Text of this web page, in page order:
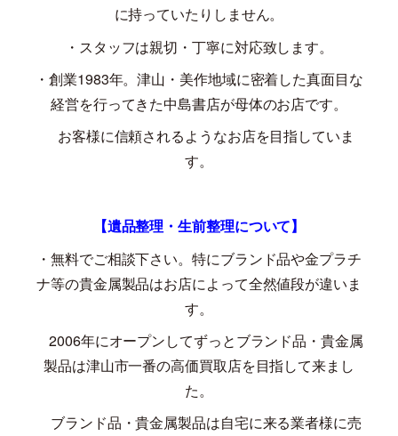
に持っていたりしません。
・スタッフは親切・丁寧に対応致します。
・創業1983年。津山・美作地域に密着した真面目な
経営を行ってきた中島書店が母体のお店です。
お客様に信頼されるようなお店を目指していま
す。
【遺品整理・生前整理について】
・無料でご相談下さい。特にブランド品や金プラチ
ナ等の貴金属製品はお店によって全然値段が違いま
す。
2006年にオープンしてずっとブランド品・貴金属
製品は津山市一番の高価買取店を目指して来まし
た。
ブランド品・貴金属製品は自宅に来る業者様に売